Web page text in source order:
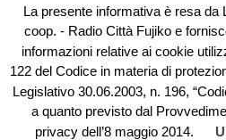
Belvedere Marittimo e il report
Come organizzare e allestire una
Umidità di risalita in casa, come
La presente informativa è resa da
coop. - Radio Città Fujiko e
informazioni relative ai cookie
122 del Codice in materia di
Legislativo 30.06.2003, n. 196,
a quanto previsto dal
privacy dell’8 maggio 2014.